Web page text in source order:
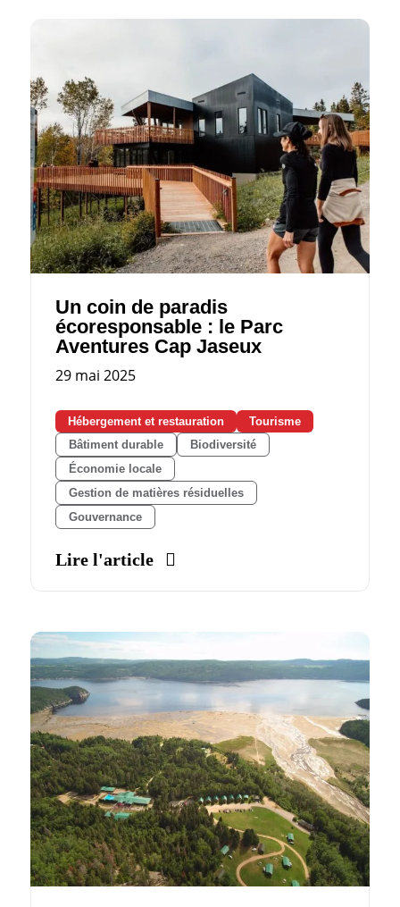
Un coin de paradis
écoresponsable : le Parc
Aventures Cap Jaseux
29 mai 2025
Hébergement et restauration
Tourisme
Bâtiment durable
Biodiversité
Économie locale
Gestion de matières résiduelles
Gouvernance
Lire l'article